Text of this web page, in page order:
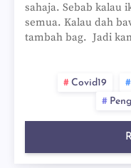
sahaja. Sebab kalau
semua. Kalau dah
tambah bag. Jadi
Covid19